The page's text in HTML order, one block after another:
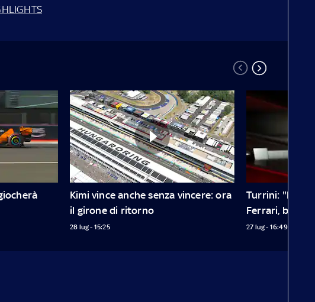
Kimi vince anche senza vincere: ora
il girone di ritorno
28 lug - 15:25
Turrini: "In
Ferrari,
27 lug - 16:49